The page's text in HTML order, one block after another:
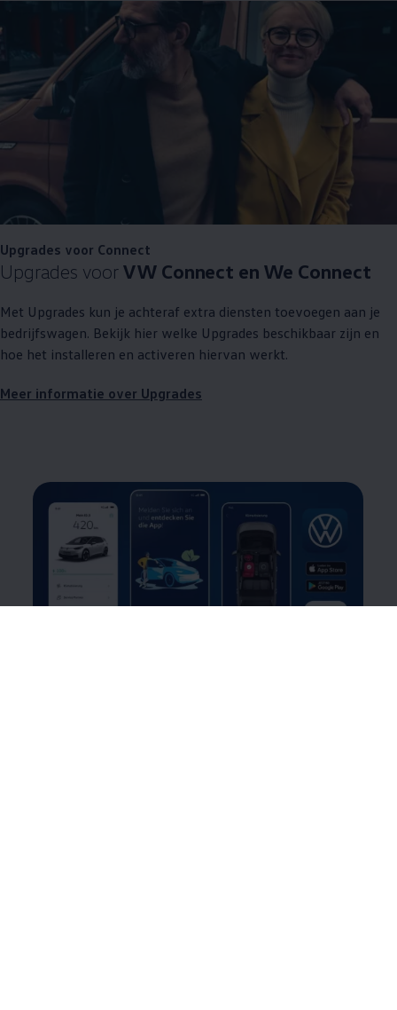
Upgrades voor Connect
Upgrades voorVW Connect en We Connect
Met Upgrades kun je achteraf extra diensten toevoegen aan je
bedrijfswagen. Bekijk hier welke Upgrades beschikbaar zijn en
hoe het installeren en activeren hiervan werkt.
Meer informatie over Upgrades